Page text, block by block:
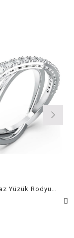
Twist Beyaz Yüzük Rodyum Kaplama Size 58